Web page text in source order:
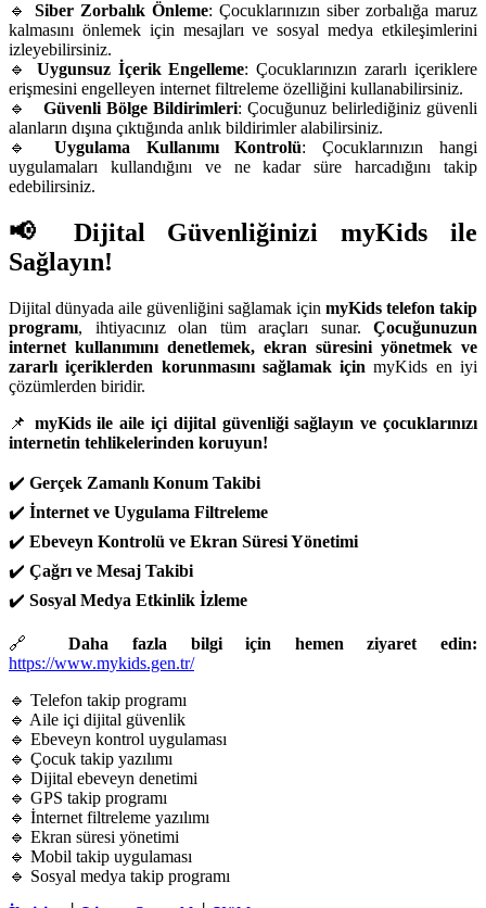
🔹 Siber Zorbalık Önleme: Çocuklarınızın siber zorbalığa maruz
kalmasını önlemek için mesajları ve sosyal medya etkileşimlerini
izleyebilirsiniz.
🔹 Uygunsuz İçerik Engelleme: Çocuklarınızın zararlı içeriklere
erişmesini engelleyen internet filtreleme özelliğini kullanabilirsiniz.
🔹 Güvenli Bölge Bildirimleri: Çocuğunuz belirlediğiniz güvenli
alanların dışına çıktığında anlık bildirimler alabilirsiniz.
🔹 Uygulama Kullanımı Kontrolü: Çocuklarınızın hangi
uygulamaları kullandığını ve ne kadar süre harcadığını takip
edebilirsiniz.
📢 Dijital Güvenliğinizi myKids ile
Sağlayın!
Dijital dünyada aile güvenliğini sağlamak için myKids telefon takip
programı, ihtiyacınız olan tüm araçları sunar. Çocuğunuzun
internet kullanımını denetlemek, ekran süresini yönetmek ve
zararlı içeriklerden korunmasını sağlamak için myKids en iyi
çözümlerden biridir.
📌 myKids ile aile içi dijital güvenliği sağlayın ve çocuklarınızı
internetin tehlikelerinden koruyun!
✔️ Gerçek Zamanlı Konum Takibi
✔️ İnternet ve Uygulama Filtreleme
✔️ Ebeveyn Kontrolü ve Ekran Süresi Yönetimi
✔️ Çağrı ve Mesaj Takibi
✔️ Sosyal Medya Etkinlik İzleme
🔗Daha fazla bilgi için hemen ziyaret edin:
https://www.mykids.gen.tr/
🔹 Telefon takip programı
🔹 Aile içi dijital güvenlik
🔹 Ebeveyn kontrol uygulaması
🔹 Çocuk takip yazılımı
🔹 Dijital ebeveyn denetimi
🔹 GPS takip programı
🔹 İnternet filtreleme yazılımı
🔹 Ekran süresi yönetimi
🔹 Mobil takip uygulaması
🔹 Sosyal medya takip programı